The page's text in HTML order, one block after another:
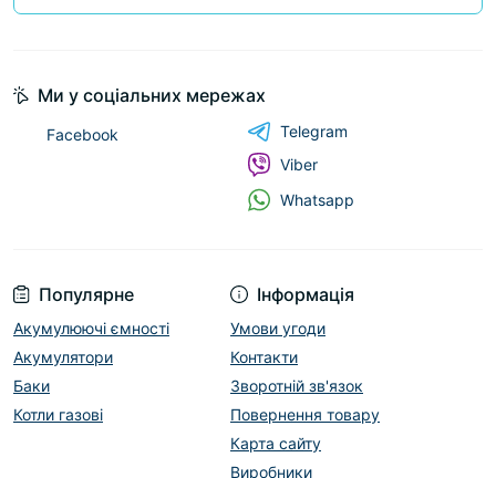
Популярне
Акумулюючі ємності
Акумулятори
Баки
Котли газові
Інформація
Умови угоди
Контакти
Зворотній зв'язок
Повернення товару
Карта сайту
Виробники
Ми у соціальних мережах
Facebook
Telegram
Viber
Whatsapp